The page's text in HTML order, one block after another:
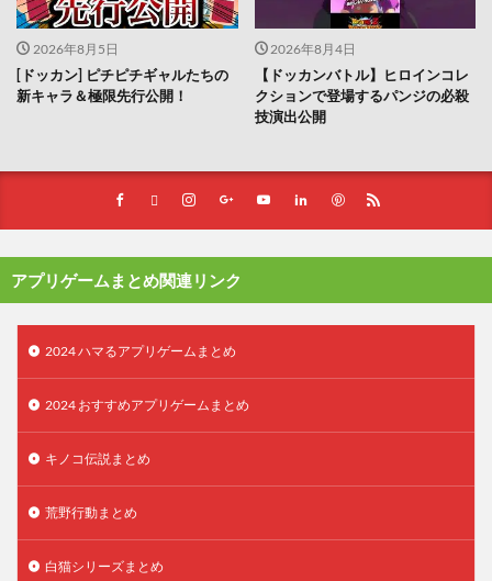
2026年8月5日
[ドッカン] ピチピチギャルたちの
新キャラ＆極限先行公開！
2026年8月4日
【ドッカンバトル】ヒロインコレ
クションで登場するパンジの必殺
技演出公開
アプリゲームまとめ関連リンク
2024 ハマるアプリゲームまとめ
2024 おすすめアプリゲームまとめ
キノコ伝説まとめ
荒野行動まとめ
白猫シリーズまとめ